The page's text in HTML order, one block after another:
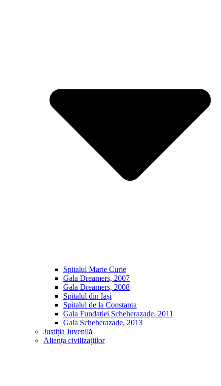
Spitalul Marie Curie
Gala Dreamers, 2007
Gala Dreamers, 2008
Spitalul din Iași
Spitalul de la Constanta
Gala Fundatiei Scheherazade, 2011
Gala Scheherazade, 2013
Justiția Juvenilă
Alianța civilizațiilor